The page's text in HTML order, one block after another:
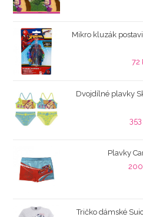
Mikro kluzák
72
Dvojdílné plavky
353
Plavky
200
Tričko dámské